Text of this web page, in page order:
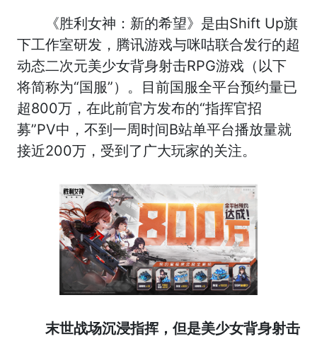
《胜利女神：新的希望》是由Shift Up旗
下工作室研发，腾讯游戏与咪咕联合发行的超
动态二次元美少女背身射击RPG游戏（以下
将简称为“国服”）。目前国服全平台预约量已
超800万，在此前官方发布的“指挥官招
募”PV中，不到一周时间B站单平台播放量就
接近200万，受到了广大玩家的关注。
末世战场沉浸指挥，但是美少女背身射击